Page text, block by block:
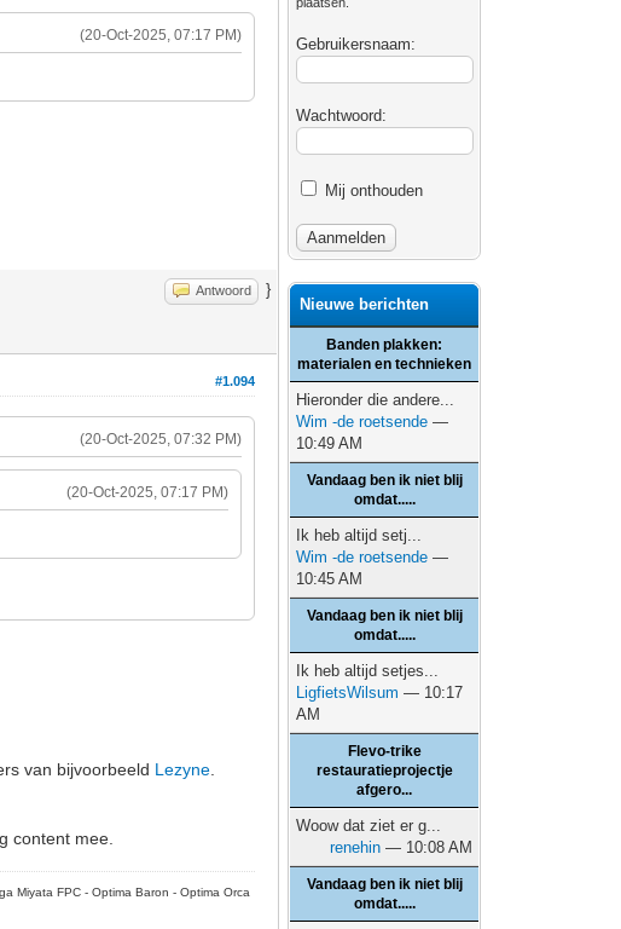
(20-Oct-2025, 07:17 PM)
Antwoord }
#1.094
(20-Oct-2025, 07:32 PM)
(20-Oct-2025, 07:17 PM)
van bijvoorbeeld Lezyne
content mee.
Miyata FPC - Optima Baron - Optima Orca
Gebruikersnaam:
Wachtwoord:
Mij onthouden
Nieuwe berichten
Banden plakken:
materialen en technieken
Hieronder die andere...
Wim -de roetsende —
10:49 AM
Vandaag ben ik niet blij
omdat.....
Ik heb altijd setj...
Wim -de roetsende —
10:45 AM
Vandaag ben ik niet blij
omdat.....
Ik heb altijd setjes...
LigfietsWilsum — 10:17
AM
Flevo-trike
restauratieprojectje
afgero...
Woow dat ziet er g...
renehin — 10:08 AM
Vandaag ben ik niet blij
omdat.....